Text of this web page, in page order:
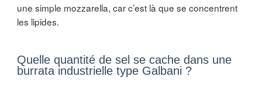
une simple mozzarella, car c’est là que se concentrent
les lipides.
Quelle quantité de sel se cache dans une
burrata industrielle type Galbani ?